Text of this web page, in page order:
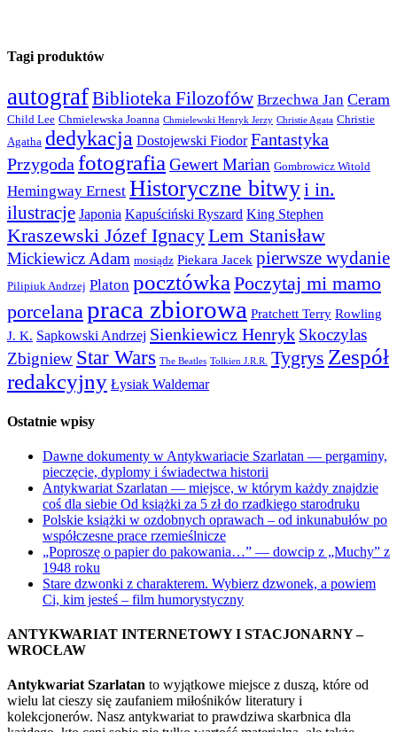
Tagi produktów
autografBiblioteka Filozofów Brzechwa Jan Ceram
Child Lee Chmielewska Joanna Chmielewski Henryk Jerzy Christie Agata Christie
Agatha dedykacja Dostojewski Fiodor Fantastyka
Przygoda fotografia Gewert Marian Gombrowicz Witold
Hemingway Ernest Historyczne bitwyi in.
ilustracje Japonia Kapuściński Ryszard King Stephen
Kraszewski Józef IgnacyLem Stanisław
Mickiewicz Adam mosiądz Piekara Jacek pierwsze wydanie
Pilipiuk Andrzej Platon pocztówka Poczytaj mi mamo
porcelanapraca zbiorowa Pratchett Terry Rowling
J. K. Sapkowski Andrzej Sienkiewicz Henryk Skoczylas
Zbigniew Star Wars The Beatles Tolkien J.R.R. Tygrys Zespół
redakcyjny Łysiak Waldemar
Ostatnie wpisy
Dawne dokumenty w Antykwariacie Szarlatan — pergaminy,
pieczęcie, dyplomy i świadectwa historii
Antykwariat Szarlatan — miejsce, w którym każdy znajdzie
coś dla siebie Od książki za 5 zł do rzadkiego starodruku
Polskie książki w ozdobnych oprawach – od inkunabułów po
współczesne prace rzemieślnicze
„Poproszę o papier do pakowania…” — dowcip z „Muchy” z
1948 roku
Stare dzwonki z charakterem. Wybierz dzwonek, a powiem
Ci, kim jesteś – film humorystyczny
ANTYKWARIAT INTERNETOWY I STACJONARNY –
WROCŁAW
Antykwariat Szarlatan to wyjątkowe miejsce z duszą, które od
wielu lat cieszy się zaufaniem miłośników literatury i
kolekcjonerów. Nasz antykwariat to prawdziwa skarbnica dla